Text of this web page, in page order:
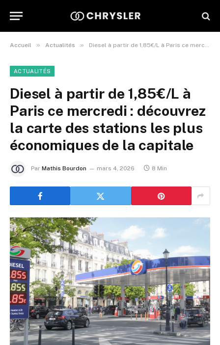
Accueil » Actualités » Diesel à partir de 1,85€/L à Paris ce mercredi : découvrez la carte des stations les plus économiques de la capitale
ACTUALITÉS
Diesel à partir de 1,85€/L à
Paris ce mercredi : découvrez
la carte des stations les plus
économiques de la capitale
Par Mathis Bourdon mars 4, 2026 8 Min